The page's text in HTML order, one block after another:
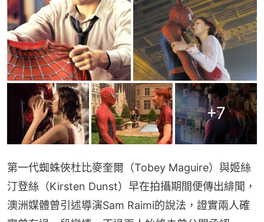
+7
第一代蜘蛛俠杜比麥奎爾（Tobey Maguire）與姬絲
汀登絲（Kirsten Dunst）早在拍攝期間便傳出緋聞，
澳洲媒體曾引述導演Sam Raimi的說法，證實兩人確